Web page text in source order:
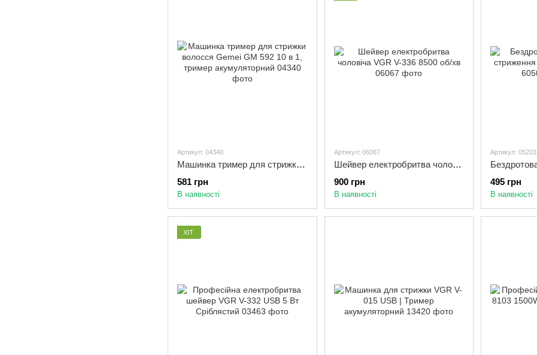
Артикул: 04340
Машинка тример для стрижки волосся Gemei GM 592 10 в 1, тример акумуляторний
581 грн
В наявності
Артикул: 06067
Шейвер електробритва чоловіча VGR V-336 8500 об/хв
900 грн
В наявності
Артикул: 05203
495 грн
В наявності
ХІТ